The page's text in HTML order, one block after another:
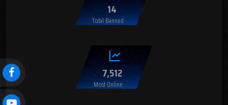
14
Total Banned
7,512
Most Online